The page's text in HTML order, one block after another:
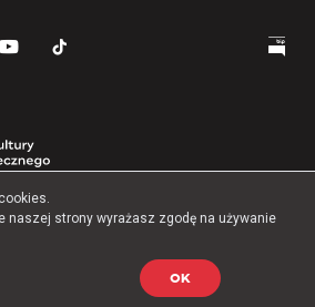
Muzeum Powstania Warszawskiego
naszej strony wyrażasz zgodę na używanie
OK